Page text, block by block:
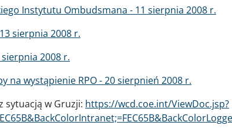
Instytutu Ombudsmana - 11 sierpnia 2008 r.
sierpnia 2008 r.
2008 r.
na wystąpienie RPO - 20 sierpnień 2008 r.
sytuacją w Gruzji: https://wcd.coe.int/ViewDoc.jsp?